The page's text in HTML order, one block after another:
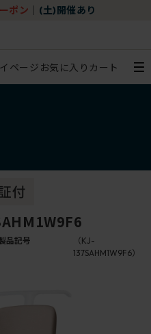
ポン (土)開催あり
ページ お気に入り カート
品記号
（KJ-
137SAHM1W9F6）